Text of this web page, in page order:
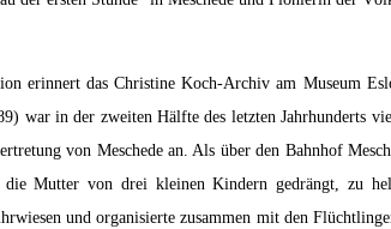
erinnert das Christine Koch-Archiv am Museum
war in der zweiten Hälfte des letzten Jahrhunderts
von Meschede an. Als über den Bahnhof
Mutter von drei kleinen Kindern gedrängt, zu
und organisierte zusammen mit den